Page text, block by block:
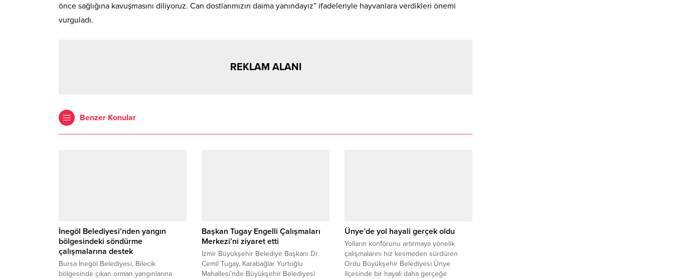
önce sağlığına kavuşmasını diliyoruz. Can dostlarımızın daima yanındayız” ifadeleriyle hayvanlara verdikleri önemi
vurguladı.
REKLAM ALANI
Benzer Konular
İnegöl Belediyesi’nden yangın
bölgesindeki söndürme
çalışmalarına destek
Bursa İnegöl Belediyesi, Bilecik
bölgesinde çıkan orman yangınlarına
Başkan Tugay Engelli Çalışmaları
Merkezi’ni ziyaret etti
İzmir Büyükşehir Belediye Başkanı Dr.
Cemil Tugay, Karabağlar Yurtoğlu
Mahallesi’nde Büyükşehir Belediyesi
Ünye’de yol hayali gerçek oldu
Yolların konforunu artırmaya yönelik
çalışmalarını hız kesmeden sürdüren
Ordu Büyükşehir Belediyesi Ünye
ilçesinde bir hayali daha gerçeğe